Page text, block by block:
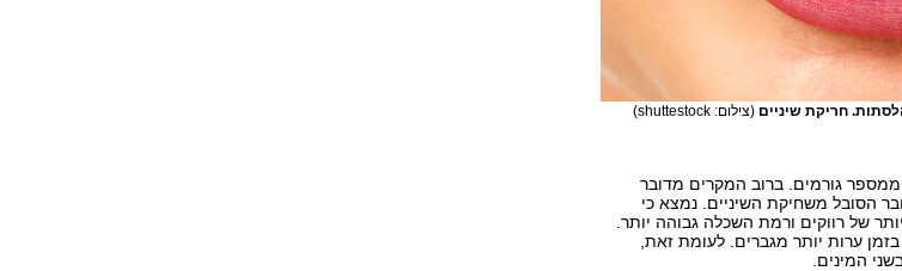
חריקת שיניים (צילום: shuttestock)
ממספר גורמים. ברוב המקרים מדובר
הסובל משחיקת השיניים. נמצא כי
אחוז גבוה יותר של רווקים ורמת השכלה גבוהה יותר.
ערות יותר מגברים. לעומת זאת,
המינים.